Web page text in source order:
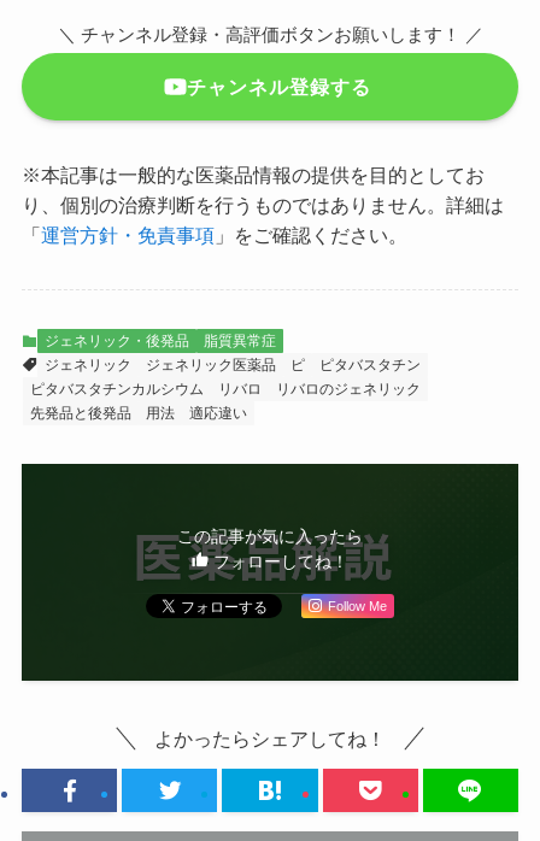
＼ チャンネル登録・高評価ボタンお願いします！ ／
チャンネル登録する
※本記事は一般的な医薬品情報の提供を目的としてお
り、個別の治療判断を行うものではありません。詳細は
「運営方針・免責事項」をご確認ください。
ジェネリック・後発品
脂質異常症
ジェネリック
ジェネリック医薬品 ピ
ピタバスタチン
ピタバスタチンカルシウム
リバロ
リバロのジェネリック
先発品と後発品
用法 適応違い
この記事が気に入ったら
フォローしてね！
Follow Me
よかったらシェアしてね！